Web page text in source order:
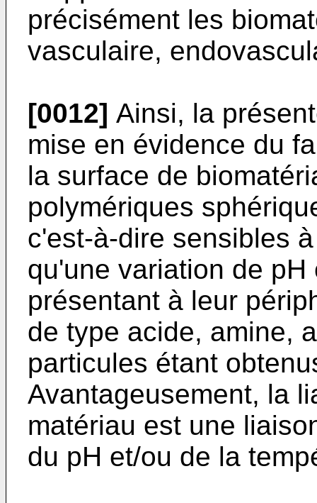
précisément les
vasculaire,
[0012] Ainsi, la
mise en évidence du
la surface de
polymériques
c'est-à-dire sensibles
qu'une variation de
présentant à leur
de type acide, amine,
particules étant
Avantageusement, la
matériau est une
du pH et/ou de la